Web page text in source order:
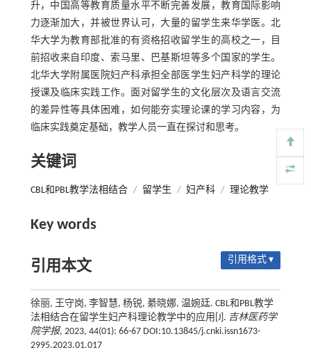
升，中国高等教育质量水平不断完善发展，教育国际影响
力逐渐加大，并被世界认可，大量的留学生来华学医。北
华大学为教育部批准的有资格招收留学生的高校之一，目
前招收来自印度、索马里、巴基斯坦等多个国家的学生。
北华大学附属医院妇产科承担全部医学生妇产科学的理论
授课及临床实践工作。面对留学生的文化层次及语言交流
的差异性等具体困难，如何能夯实理论课的学习内容，为
临床实践奠定基础，教学人员一直在探讨和思考。
关键词
CBL和PBL教学法相结合 / 留学生 / 妇产科 / 理论教学
Key words
引用本文 引用格式 ▾
徐丽, 王守岗, 李智慧, 杨锐, 綦晓娜, 温婉廷. CBL和PBL教学
法相结合在留学生妇产科理论教学中的应用[J]. 吉林医药学
院学报, 2023, 44(01): 66-67 DOI:10.13845/j.cnki.issn1673-
2995.2023.01.017